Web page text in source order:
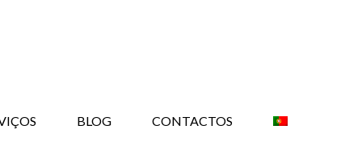
BLOG CONTACTOS